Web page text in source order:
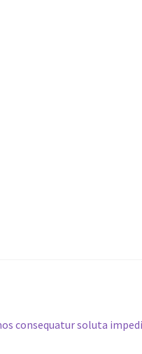
consequatur soluta